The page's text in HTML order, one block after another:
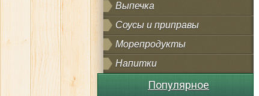
Выпечка
Соусы и приправы
Морепродукты
Напитки
Популярное